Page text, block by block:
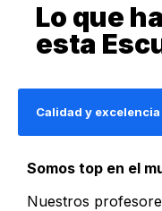
Lo que
esta
Calidad y excelencia
Somos top en el
Nuestros